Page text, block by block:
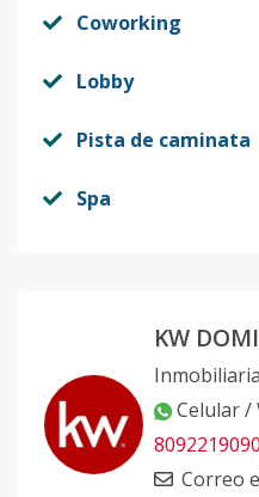
Coworking
Lobby
Pista de caminata
Spa
KW
Inmobiliaria
Celular /
8092219090
Correo